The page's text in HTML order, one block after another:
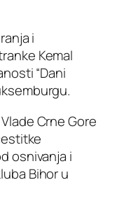
i
Kemal
“Dani
Crne Gore
osnivanja i
Bihor u